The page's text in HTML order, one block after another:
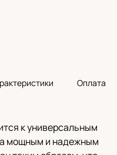
Оплата
к универсальным
мощным и надежным